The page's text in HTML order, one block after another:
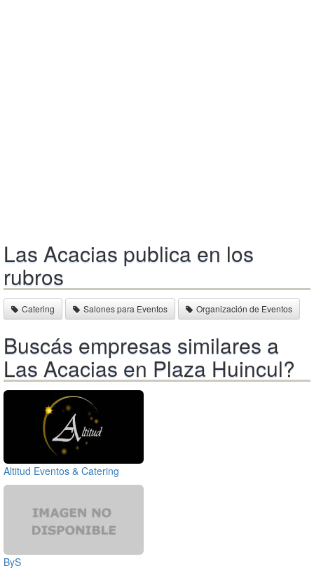
Las Acacias publica en los
rubros
Catering Salones para Eventos Organización de Eventos
Buscás empresas similares a
Las Acacias en Plaza Huincul?
Altitud Eventos & Catering
ByS